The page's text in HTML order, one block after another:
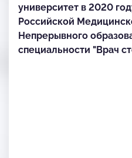
университет в 2020
Российской
Непрерывного
специальности "Врач